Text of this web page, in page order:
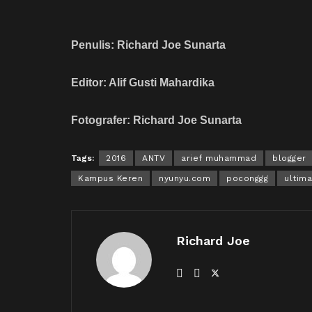
Penulis: Richard Joe Sunarta
Editor: Alif Gusti Mahardika
Fotografer: Richard Joe Sunarta
Tags: 2016 ANTV arief muhammad blogger
Kampus Keren nyunyu.com poconggg
Richard Joe